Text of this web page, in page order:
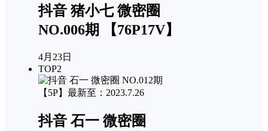
抖音 猪小七 微密圈
NO.006期 【76P17V】
4月23日
TOP2
抖音 石一 微密圈